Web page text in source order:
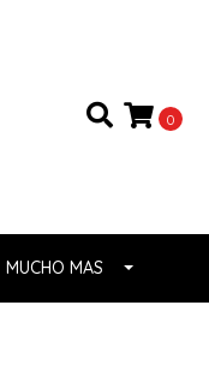
0
MUCHO MAS